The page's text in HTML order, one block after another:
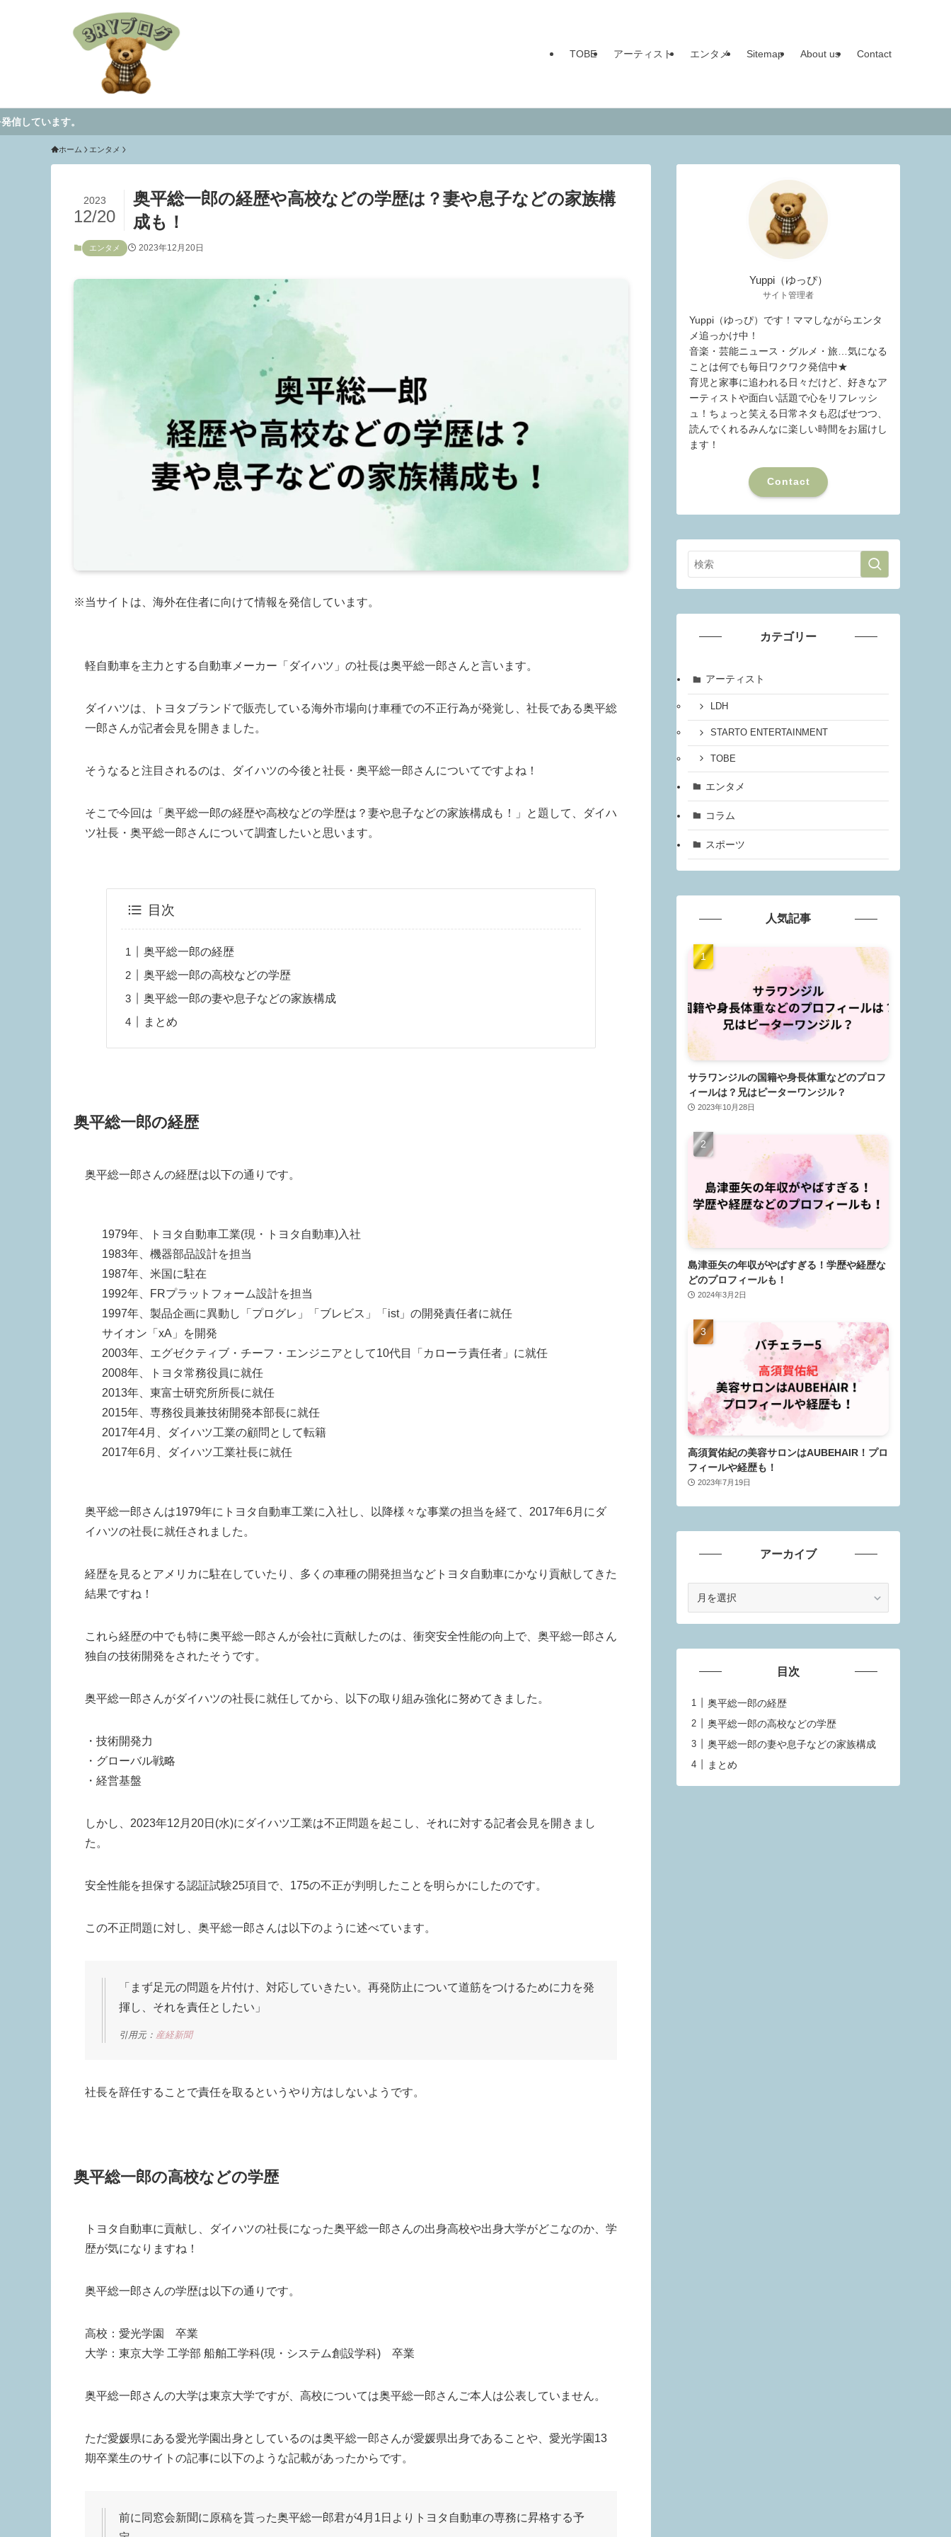
TOBE アーティスト エンタメ Sitemap About us Contact
ホーム エンタメ
奥平総一郎の経歴や高校などの学歴は？妻や息子などの家族構
成も！
2023
12/20
エンタメ 2023年12月20日
※当サイトは、海外在住者に向けて情報を発信しています。
軽自動車を主力とする自動車メーカー「ダイハツ」の社長は奥平総一郎さんと言います。
ダイハツは、トヨタブランドで販売している海外市場向け車種での不正行為が発覚し、社長である奥平総
一郎さんが記者会見を開きました。
そうなると注目されるのは、ダイハツの今後と社長・奥平総一郎さんについてですよね！
そこで今回は「奥平総一郎の経歴や高校などの学歴は？妻や息子などの家族構成も！」と題して、ダイハ
ツ社長・奥平総一郎さんについて調査したいと思います。
目次
奥平総一郎の経歴
奥平総一郎の高校などの学歴
奥平総一郎の妻や息子などの家族構成
まとめ
奥平総一郎の経歴
奥平総一郎さんの経歴は以下の通りです。
1979年、トヨタ自動車工業(現・トヨタ自動車)入社
1983年、機器部品設計を担当
1987年、米国に駐在
1992年、FRプラットフォーム設計を担当
1997年、製品企画に異動し「プログレ」「ブレビス」「ist」の開発責任者に就任
サイオン「xA」を開発
2003年、エグゼクティブ・チーフ・エンジニアとして10代目「カローラ責任者」に就任
2008年、トヨタ常務役員に就任
2013年、東富士研究所所長に就任
2015年、専務役員兼技術開発本部長に就任
2017年4月、ダイハツ工業の顧問として転籍
2017年6月、ダイハツ工業社長に就任
奥平総一郎さんは1979年にトヨタ自動車工業に入社し、以降様々な事業の担当を経て、2017年6月にダ
イハツの社長に就任されました。
経歴を見るとアメリカに駐在していたり、多くの車種の開発担当などトヨタ自動車にかなり貢献してきた
結果ですね！
これら経歴の中でも特に奥平総一郎さんが会社に貢献したのは、衝突安全性能の向上で、奥平総一郎さん
独自の技術開発をされたそうです。
奥平総一郎さんがダイハツの社長に就任してから、以下の取り組み強化に努めてきました。
・技術開発力
・グローバル戦略
・経営基盤
しかし、2023年12月20日(水)にダイハツ工業は不正問題を起こし、それに対する記者会見を開きまし
た。
安全性能を担保する認証試験25項目で、175の不正が判明したことを明らかにしたのです。
この不正問題に対し、奥平総一郎さんは以下のように述べています。
「まず足元の問題を片付け、対応していきたい。再発防止について道筋をつけるために力を発
揮し、それを責任としたい」
引用元： 産経新聞
社長を辞任することで責任を取るというやり方はしないようです。
奥平総一郎の高校などの学歴
トヨタ自動車に貢献し、ダイハツの社長になった奥平総一郎さんの出身高校や出身大学がどこなのか、学
歴が気になりますね！
奥平総一郎さんの学歴は以下の通りです。
高校：愛光学園 卒業
大学：東京大学 工学部 船舶工学科(現・システム創設学科) 卒業
奥平総一郎さんの大学は東京大学ですが、高校については奥平総一郎さんご本人は公表していません。
ただ愛媛県にある愛光学園出身としているのは奥平総一郎さんが愛媛県出身であることや、愛光学園13
期卒業生のサイトの記事に以下のような記載があったからです。
前に同窓会新聞に原稿を貰った奥平総一郎君が4月1日よりトヨタ自動車の専務に昇格する予
Yuppi（ゆっぴ）
サイト管理者
Yuppi（ゆっぴ）です！ママしながらエンタ
メ追っかけ中！
音楽・芸能ニュース・グルメ・旅…気になる
ことは何でも毎日ワクワク発信中★
育児と家事に追われる日々だけど、好きなア
ーティストや面白い話題で心をリフレッシ
ュ！ちょっと笑える日常ネタも忍ばせつつ、
読んでくれるみんなに楽しい時間をお届けし
ます！
Contact
カテゴリー
アーティスト
LDH
STARTO ENTERTAINMENT
TOBE
エンタメ
コラム
スポーツ
人気記事
サラワンジルの国籍や身長体重などのプロフ
ィールは？兄はピーターワンジル？
2023年10月28日
島津亜矢の年収がやばすぎる！学歴や経歴な
どのプロフィールも！
2024年3月2日
高須賀佑紀の美容サロンはAUBEHAIR！プロ
フィールや経歴も！
2023年7月19日
アーカイブ
ブ
目次
奥平総一郎の経歴
奥平総一郎の高校などの学歴
奥平総一郎の妻や息子などの家族構成
まとめ